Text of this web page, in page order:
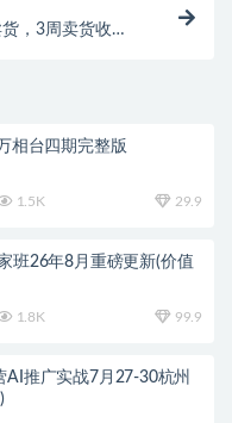
，3周卖货收入2
相台四期完整版
1.5K 29.9
班26年8月重磅更新(价值
1.8K 99.9
AI推广实战7月27-30杭州